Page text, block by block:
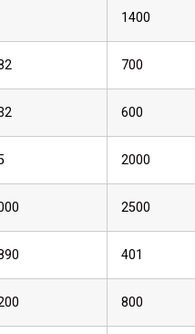
1400
700
600
2000
2500
401
800